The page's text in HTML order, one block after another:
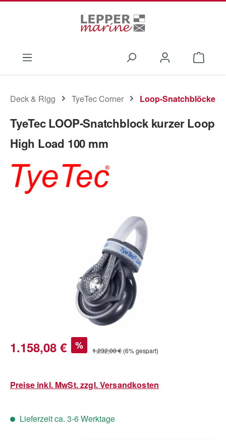
Deck & Rigg TyeTec Corner Loop-Snatchblöcke
TyeTec LOOP-Snatchblock kurzer Loop
High Load 100 mm
Verkaufspreis:
1.158,08 € % Regulärer Preis:
1.232,00 € (6% gespart)
Preise inkl. MwSt. zzgl. Versandkosten
Lieferzeit ca. 3-6 Werktage